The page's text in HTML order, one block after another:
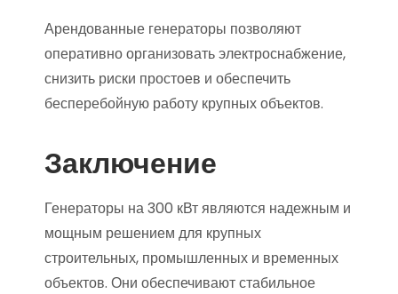
Арендованные генераторы позволяют
оперативно организовать электроснабжение,
снизить риски простоев и обеспечить
бесперебойную работу крупных объектов.
Заключение
Генераторы на 300 кВт являются надежным и
мощным решением для крупных
строительных, промышленных и временных
объектов. Они обеспечивают стабильное